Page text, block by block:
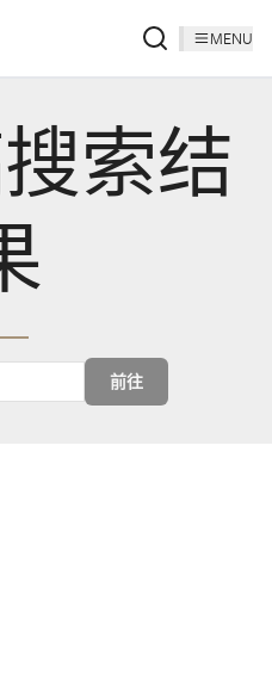
MENU
索结
前往